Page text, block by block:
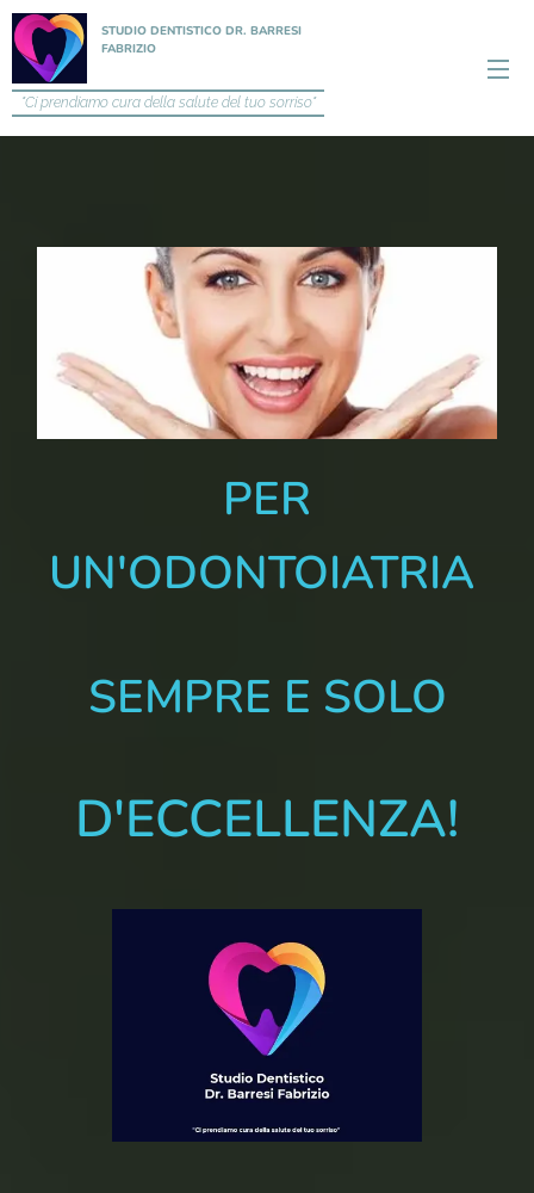
STUDIO DENTISTICO DR. BARRESI
FABRIZIO
"Ci prendiamo cura della salute del tuo sorriso"
PER
UN'ODONTOIATRIA
SEMPRE E SOLO
D'ECCELLENZA!